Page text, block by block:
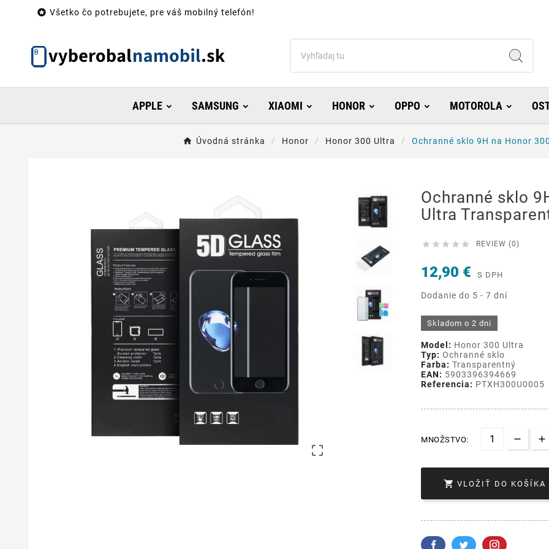
 Všetko čo potrebujete, pre váš mobilný telefón!
APPLE SAMSUNG XIAOMI HONOR OPPO MOTOROLA
Úvodná stránka Honor Honor 300 Ultra Ochranné sklo 9H na Honor

Ochranné sklo
Ultra
     REVIEW (0)
12,90 € S DPH
Dodanie do 5 - 7 dní
Skladom o 2 dni
Model: Honor 300 Ultra
Typ: Ochranné sklo
Farba: Transparentný
EAN: 5903396394669
Referencia: PTXH300U0005
MNOŽSTVO:
 VLOŽIŤ DO KOŠÍKA